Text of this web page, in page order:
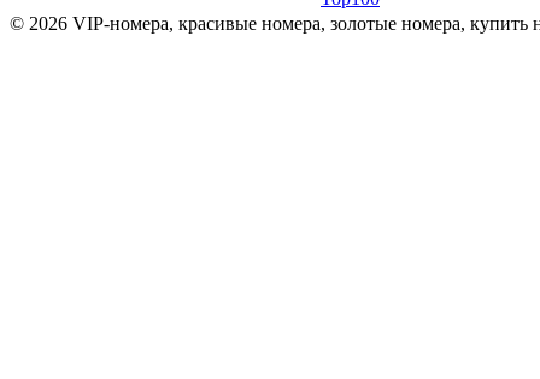
© 2026 VIP-номера, красивые номера, золотые номера,